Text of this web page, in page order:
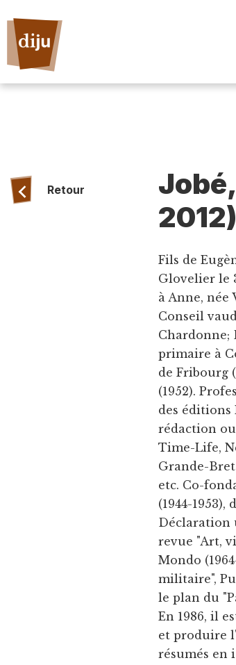
Retour
2012)
Fils de
Glovelier le
à Anne, née
Conseil
Chardonne;
primaire à
de Fribourg
(1952).
des éditions
rédaction
Time-Life,
Grande-
etc. Co-
(1944-
Déclaration
revue "Art,
Mondo
militaire",
le plan du
En 1986, il
et produire
résumés en